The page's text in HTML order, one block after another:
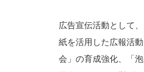
広告宣伝活動として
紙を活用した広報活
会」の育成強化、「